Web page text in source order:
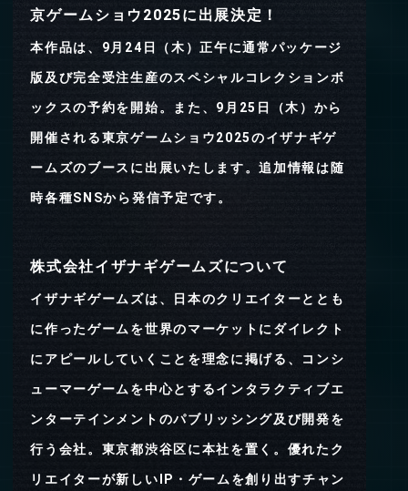
京ゲームショウ2025に出展決定！
本作品は、9月24日（木）正午に通常パッケージ
版及び完全受注生産のスペシャルコレクションボ
ックスの予約を開始。また、9月25日（木）から
開催される東京ゲームショウ2025のイザナギゲ
ームズのブースに出展いたします。追加情報は随
時各種SNSから発信予定です。
株式会社イザナギゲームズについて
イザナギゲームズは、日本のクリエイターととも
に作ったゲームを世界のマーケットにダイレクト
にアピールしていくことを理念に掲げる、コンシ
ューマーゲームを中心とするインタラクティブエ
ンターテインメントのパブリッシング及び開発を
行う会社。東京都渋谷区に本社を置く。優れたク
リエイターが新しいIP・ゲームを創り出すチャン